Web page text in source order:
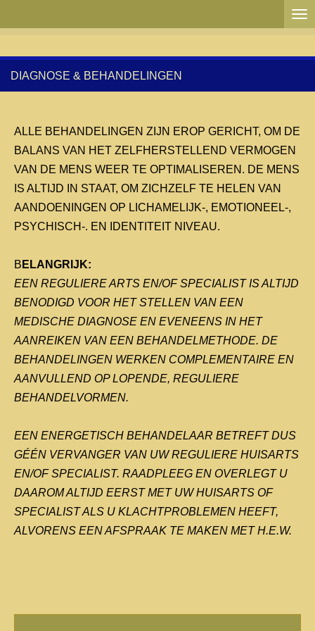
naar
de
hoofdinhoud
DIAGNOSE & BEHANDELINGEN
ALLE BEHANDELINGEN ZIJN EROP GERICHT, OM DE
BALANS VAN HET ZELFHERSTELLEND VERMOGEN
VAN DE MENS WEER TE OPTIMALISEREN. DE MENS
IS ALTIJD IN STAAT, OM ZICHZELF TE HELEN VAN
AANDOENINGEN OP LICHAMELIJK-, EMOTIONEEL-,
PSYCHISCH-. EN IDENTITEIT NIVEAU.
BELANGRIJK:
EEN REGULIERE ARTS EN/OF SPECIALIST IS ALTIJD
BENODIGD VOOR HET STELLEN VAN EEN
MEDISCHE DIAGNOSE EN EVENEENS IN HET
AANREIKEN VAN EEN BEHANDELMETHODE. DE
BEHANDELINGEN WERKEN COMPLEMENTAIRE EN
AANVULLEND OP LOPENDE, REGULIERE
BEHANDELVORMEN.
EEN ENERGETISCH BEHANDELAAR BETREFT DUS
GÉÉN VERVANGER VAN UW REGULIERE HUISARTS
EN/OF SPECIALIST. RAADPLEEG EN OVERLEGT U
DAAROM ALTIJD EERST MET UW HUISARTS OF
SPECIALIST ALS U KLACHTPROBLEMEN HEEFT,
ALVORENS EEN AFSPRAAK TE MAKEN MET H.E.W.